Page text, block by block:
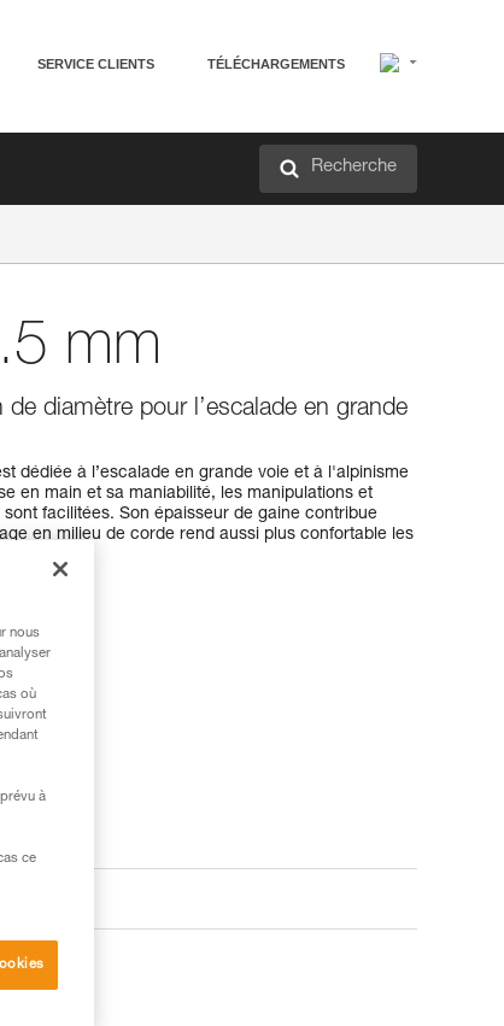
SERVICE CLIENTS TÉLÉCHARGEMENTS
Recherche
mm
diamètre pour l’escalade en grande
dédiée à l’escalade en grande voie et à l'alpinisme
en main et sa maniabilité, les manipulations et
sont facilitées. Son épaisseur de gaine contribue
en milieu de corde rend aussi plus confortable les
nous
où
à
ce